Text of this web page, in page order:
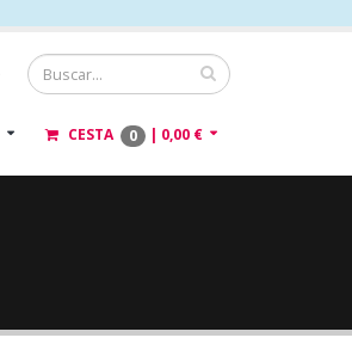
CESTA 0 | 0,00 €